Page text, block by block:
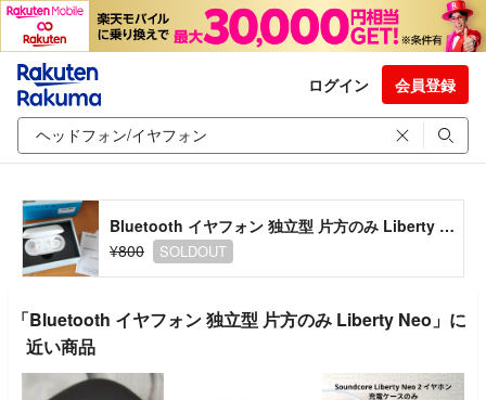
ログイン 会員登録
Bluetooth イヤフォン 独立型 片方のみ Liberty Neo
¥800
SOLDOUT
「Bluetooth イヤフォン 独立型 片方のみ Liberty Neo」に
近い商品